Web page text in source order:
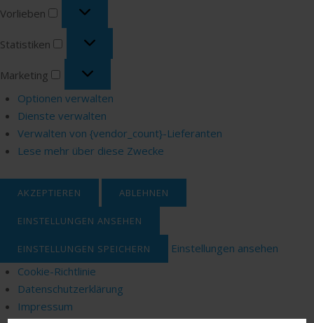
Vorlieben
Statistiken
Marketing
Optionen verwalten
Dienste verwalten
Verwalten von {vendor_count}-Lieferanten
Lese mehr über diese Zwecke
AKZEPTIEREN ABLEHNEN
EINSTELLUNGEN ANSEHEN
EINSTELLUNGEN SPEICHERN
Einstellungen ansehen
Cookie-Richtlinie
Datenschutzerklärung
Impressum